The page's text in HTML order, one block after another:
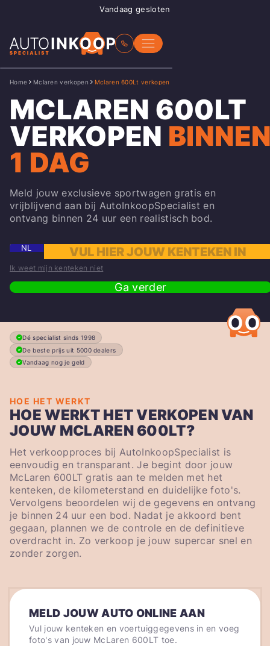
Vandaag gesloten
Home Mclaren verkopen Mclaren 600Lt verkopen
MCLAREN 600LT
VERKOPEN
1 DAG
Meld jouw exclusieve sportwagen gratis en
vrijblijvend aan bij AutoInkoopSpecialist en
ontvang binnen 24 uur een realistisch bod.
NL
Ik weet mijn kenteken niet
Ga verder
Dé specialist sinds 1998
De beste prijs uit 5000 dealers
Vandaag nog je geld
HOE HET WERKT
HOE WERKT HET VERKOPEN VAN
JOUW MCLAREN 600LT?
Het verkoopproces bij AutoInkoopSpecialist is
eenvoudig en transparant. Je begint door jouw
McLaren 600LT gratis aan te melden met het
kenteken, de kilometerstand en duidelijke foto's.
Vervolgens beoordelen wij de gegevens en ontvang
je binnen 24 uur een bod. Nadat je akkoord bent
gegaan, plannen we de controle en de definitieve
overdracht in. Zo verkoop je jouw supercar snel en
zonder zorgen.
MELD JOUW AUTO ONLINE AAN
Vul jouw kenteken en voertuiggegevens in en voeg
foto's van jouw McLaren 600LT toe.